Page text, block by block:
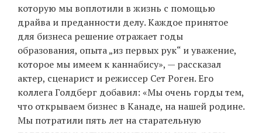
которую мы воплотили в жизнь с помощью
драйва и преданности делу. Каждое принятое
для бизнеса решение отражает годы
образования, опыта „из первых рук“ и уважение,
которое мы имеем к каннабису», — рассказал
актер, сценарист и режиссер Сет Роген. Его
коллега Голдберг добавил: «Мы очень горды тем,
что открываем бизнес в Канаде, на нашей родине.
Мы потратили пять лет на старательную